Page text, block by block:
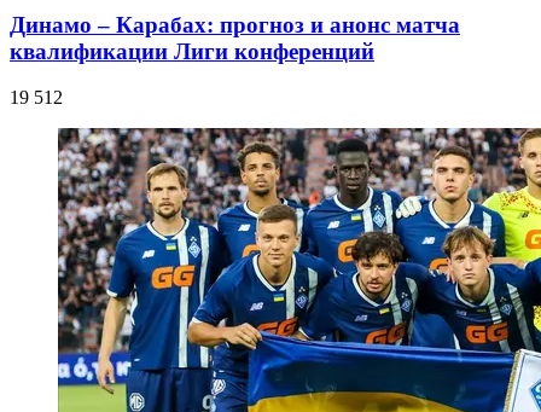
Динамо – Карабах: прогноз и анонс матча
квалификации Лиги конференций
19 512